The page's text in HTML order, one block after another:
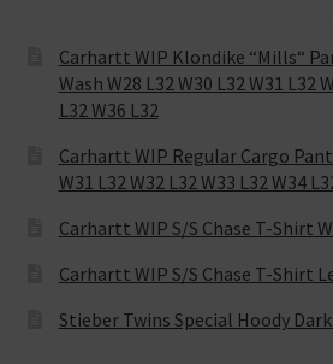
Carhartt WIP Klondike “Mills“
Wash W28 L32 W30 L32 W31 L32
L32 W36 L32
Carhartt WIP Regular Cargo
W31 L32 W32 L32 W33 L32 W34
Carhartt WIP S/S Chase T-Shirt
Carhartt WIP S/S Chase T-Shirt
Stieber Twins Special Hoody Dark